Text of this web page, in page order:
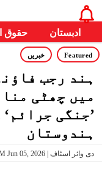
حقوق ادبستان
Featured خبریں
ہند رجب
میں چھٹی
’جنگی
ہندوستان
12:19 PM Jun 05, 2026 | دی وائر اسٹاف